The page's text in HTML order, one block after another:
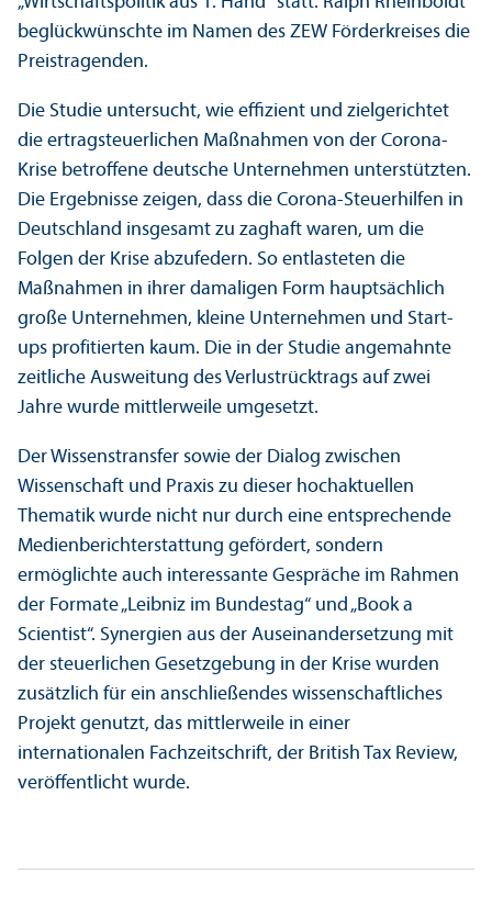
beglückwünschte im Namen des ZEW Förderkreises die
Preistragenden.
Die Studie unter­sucht, wie effizient und zielgerichtet
die ertragsteuerlichen Maßnahmen von der Corona-
Krise betroffene deutsche Unter­nehmen unter­stützten.
Die Ergebnisse zeigen, dass die Corona-Steuerhilfen in
Deutschland insgesamt zu zaghaft waren, um die
Folgen der Krise abzufedern. So entlasteten die
Maßnahmen in ihrer damaligen Form hauptsächlich
große Unter­nehmen, kleine Unter­nehmen und Start-
ups profitierten kaum. Die in der Studie angemahnte
zeitliche Ausweitung des Verlustrücktrags auf zwei
Jahre wurde mittlerweile umgesetzt.
Der Wissenstrans­fer sowie der Dialog zwischen
Wissenschaft und Praxis zu dieser hochaktuellen
Thematik wurde nicht nur durch eine entsprechende
Medienbericht­erstattung gefördert, sondern
ermöglichte auch interessante Gespräche im Rahmen
der Formate „Leibniz im Bundestag“ und „Book a
Scientist“. Synergien aus der Auseinandersetzung mit
der steuerlichen Gesetzgebung in der Krise wurden
zusätzlich für ein anschließendes wissenschaft­liches
Projekt genutzt, das mittlerweile in einer
internationalen Fach­zeitschrift, der British Tax Review,
veröffentlicht wurde.